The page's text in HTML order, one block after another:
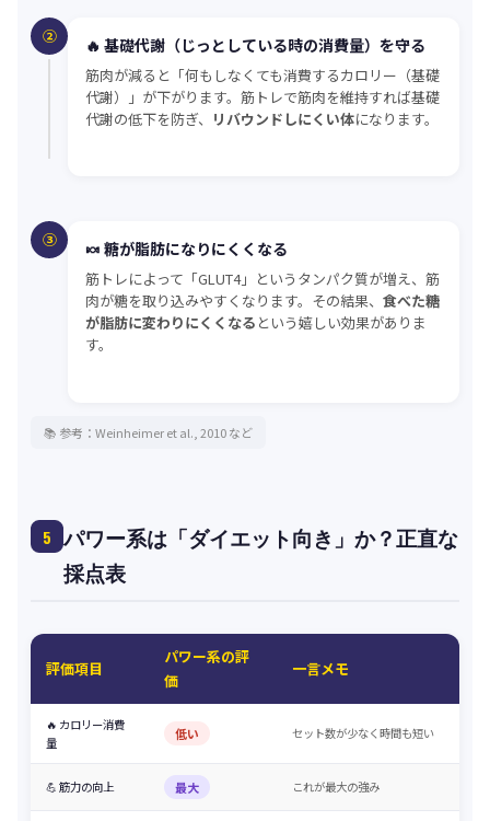
② 🔥 基礎代謝（じっとしている時の消費量）を守る
筋肉が減ると「何もしなくても消費するカロリー（基礎
代謝）」が下がります。筋トレで筋肉を維持すれば基礎
代謝の低下を防ぎ、 リバウンドしにくい体になります。
③ 🍬 糖が脂肪になりにくくなる
筋トレによって「GLUT4」というタンパク質が増え、筋
肉が糖を取り込みやすくなります。その結果、 食べた糖
が脂肪に変わりにくくなる という嬉しい効果がありま
す。
📚 参考：Weinheimer et al., 2010 など
5 パワー系は「ダイエット向き」か？正直な
採点表
評価項目
パワー系の評
価
一言メモ
🔥 カロリー消費
量
低い セット数が少なく時間も短い
💪 筋力の向上 最大 これが最大の強み